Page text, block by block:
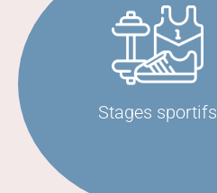
Stages sportifs
Découvrir